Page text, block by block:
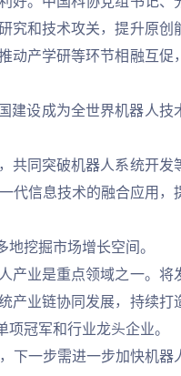
究和技术攻关，提升原创
动产学研等环节相融互促，
建设成为全世界机器人技
共同突破机器人系统开发
代信息技术的融合应用，
挖掘市场增长空间。
业是重点领域之一。将
产业链协同发展，持续打
冠军和行业龙头企业。
一步需进一步加快机器